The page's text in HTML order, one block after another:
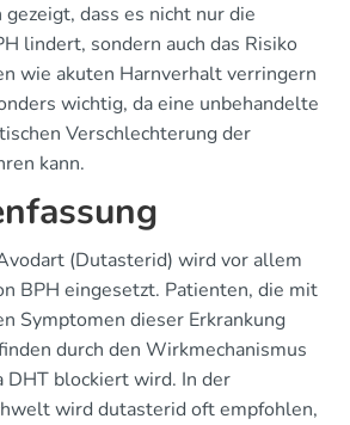
dass es nicht nur die
lindert, sondern auch das Risiko
wie akuten Harnverhalt verringern
wichtig, da eine unbehandelte
Verschlechterung der
kann.
(Dutasterid) wird vor allem
BPH eingesetzt. Patienten, die mit
Symptomen dieser Erkrankung
durch den Wirkmechanismus
DHT blockiert wird. In der
wird dutasterid oft empfohlen,